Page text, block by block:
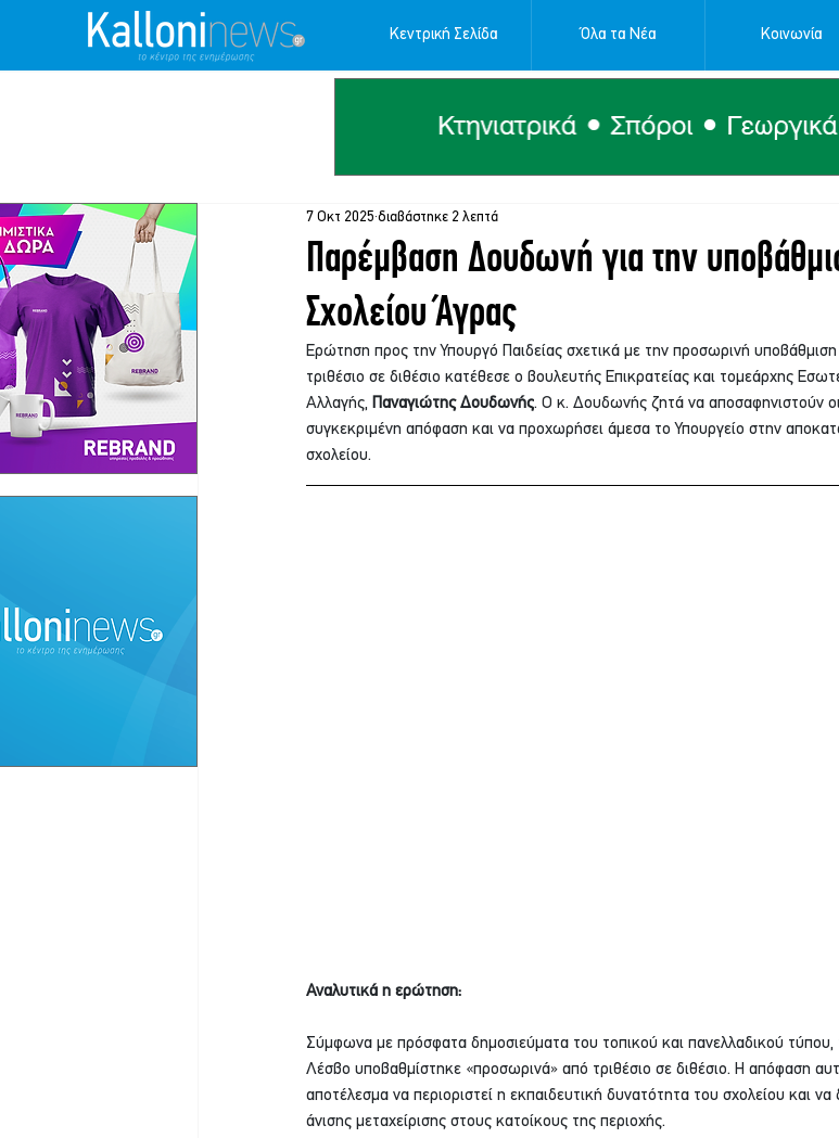
Κεντρική Σελίδα Όλα τα Νέα Κοινωνία
Παρέμβαση Δουδωνή για την
Σχολείου Άγρας
7 Οκτ 2025 διαβάστηκε 2 λεπτά
Ερώτηση προς την Υπουργό Παιδείας σχετικά με την προσωρινή
τριθέσιο σε διθέσιο κατέθεσε ο βουλευτής Επικρατείας και τομεάρχης
Αλλαγής, Παναγιώτης Δουδωνής. Ο κ. Δουδωνής ζητά να αποσαφηνιστούν
συγκεκριμένη απόφαση και να προχωρήσει άμεσα το Υπουργείο στην
σχολείου.
Αναλυτικά η ερώτηση:
Σύμφωνα με πρόσφατα δημοσιεύματα του τοπικού και πανελλαδικού
Λέσβο υποβαθμίστηκε «προσωρινά» από τριθέσιο σε διθέσιο. Η απόφαση
αποτέλεσμα να περιοριστεί η εκπαιδευτική δυνατότητα του σχολείου και να
άνισης μεταχείρισης στους κατοίκους της περιοχής.